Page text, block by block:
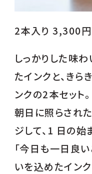
2本入り 3,300
しっかりした味
たインクと、きら
ンクの2本セット。
朝日に照らされ
ジして、1 日の
「今日も一日良
いを込めたインク